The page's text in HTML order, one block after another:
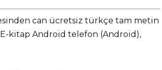
can ücretsiz türkçe tam metin
kitap Android telefon (Android),